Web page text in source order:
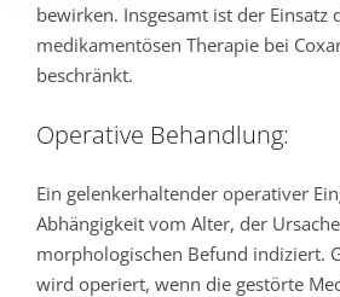
bewirken. Insgesamt ist der Einsatz
medikamentösen Therapie bei
beschränkt.
Operative Behandlung:
Ein gelenkerhaltender operativer
Abhängigkeit vom Alter, der
morphologischen Befund indiziert.
wird operiert, wenn die gestörte